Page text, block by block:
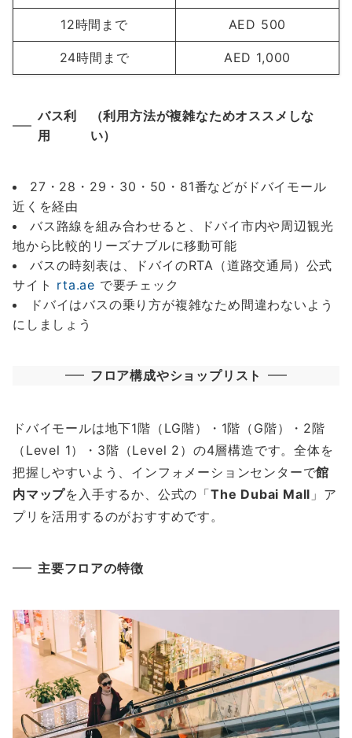
12時間まで AED 500
24時間まで AED 1,000
バス利
用
（利用方法が複雑なためオススメしな
い）
27・28・29・30・50・81番などがドバイモール
近くを経由
バス路線を組み合わせると、ドバイ市内や周辺観光
地から比較的リーズナブルに移動可能
バスの時刻表は、ドバイのRTA（道路交通局）公式
サイト rta.ae で要チェック
ドバイはバスの乗り方が複雑なため間違わないよう
にしましょう
フロア構成やショップリスト
ドバイモールは地下1階（LG階）・1階（G階）・2階
（Level 1）・3階（Level 2）の4層構造です。全体を
把握しやすいよう、インフォメーションセンターで館
内マップを入手するか、公式の「The Dubai Mall 」ア
プリを活用するのがおすすめです。
主要フロアの特徴